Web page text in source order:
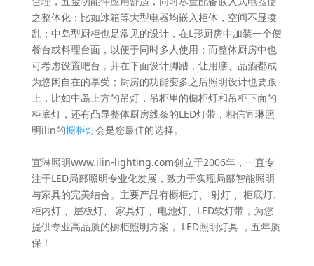
之整体化：比如冰箱等大型电器均嵌入柜体，空间不显凌
乱；中岛型厨柜也是常见的设计，在L形厨房中加装一个便
餐台或料理台面，以便于同时多人使用；而整体厨房中也
可考虑设置吧台，并在下面设计脚踏，让用膳、品酒都成
为悠闲自在的享受；厨房的功能变多之后照明设计也要跟
上，比如中岛上方的吊灯，吊柜里的橱柜灯和吊柜下面的
柜底灯，还有凸显整体厨房线条的LED灯带，相信宜琳照
明ilin的橱柜灯会是您最佳的选择。
宜琳照明www.ilin-lighting.com创立于2006年，一直专
注于LED局部照明专业化发展，致力于实现局部智能照明
与家具的完美结合。主要产品有橱柜灯、 射灯 、柜底灯、
柜内灯 、层板灯、 家具灯 、电池灯、LED软灯带，为您
提供专业高品质的橱柜照明方案， LED照明灯具 ，五年质
保！